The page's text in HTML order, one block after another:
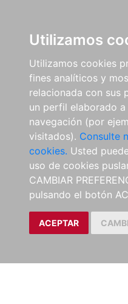
Utilizamos
Utilizamos cookies
fines analíticos y
relacionada con sus
un perfil elaborado
navegación (por
visitados). Consulte
cookies. Usted
uso de cookies
CAMBIAR
pulsando el botón
ACEPTAR